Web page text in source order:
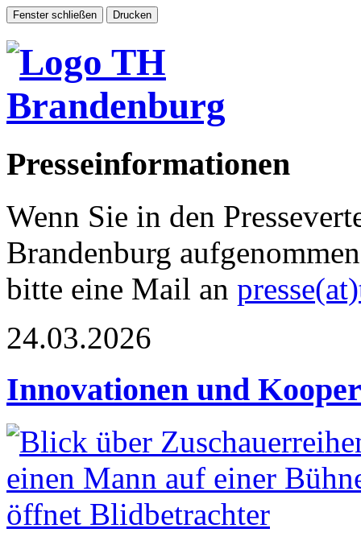
Presseinformationen
Wenn Sie in den
Brandenburg
bitte eine Mail an
24.03.2026
Innovationen und